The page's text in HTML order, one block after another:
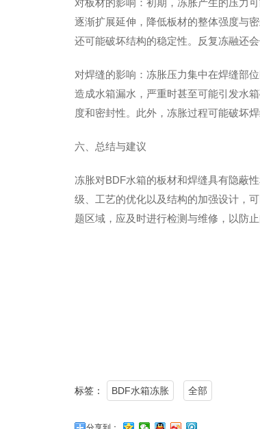
对板材的影响：初期，冻胀产生的压力
逐渐扩展延伸，降低板材的整体强度与
还可能破坏结构的稳定性。反复冻融还
对焊缝的影响：冻胀压力集中在焊缝部
造成水箱漏水，严重时甚至可能引发水
度和密封性。此外，冻胀过程可能破坏
六、总结与建议
冻胀对BDF水箱的板材和焊缝具有隐蔽
级、工艺的优化以及结构的加强设计，
题区域，应及时进行检测与维修，以防止
标签： BDF水箱冻胀 全部